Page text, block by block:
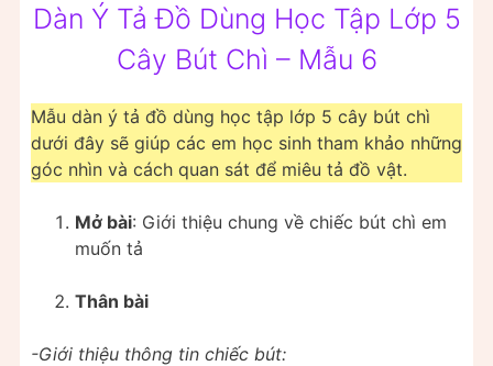
Dàn Ý Tả Đồ Dùng Học Tập Lớp 5
Cây Bút Chì – Mẫu 6
Mẫu dàn ý tả đồ dùng học tập lớp 5 cây bút chì
dưới đây sẽ giúp các em học sinh tham khảo những
góc nhìn và cách quan sát để miêu tả đồ vật.
Mở bài: Giới thiệu chung về chiếc bút chì em
muốn tả
Thân bài
-Giới thiệu thông tin chiếc bút: